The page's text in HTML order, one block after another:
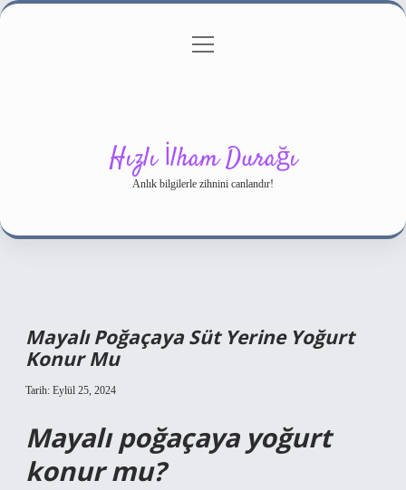
Gizlilik Politikası
menüyü
Hızlı İlham Durağı
Anlık bilgilerle zihnini canlandır!
Mayalı Poğaçaya Süt Yerine Yoğurt
Konur Mu
Tarih: Eylül 25, 2024
Mayalı poğaçaya yoğurt
konur mu?